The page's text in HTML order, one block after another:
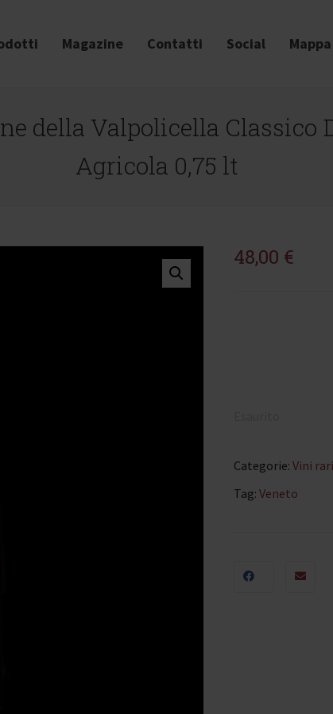
Magazine Contatti Social
della Valpolicella Classico
Agricola 0,75 lt
48,00 €
Categorie: Vini rari
Tag: Veneto